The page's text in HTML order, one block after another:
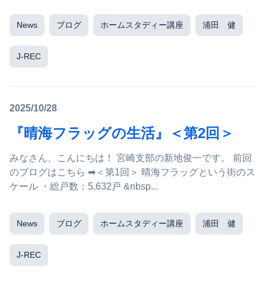
News ブログ ホームスタディー講座 浦田 健
J-REC
2025/10/28
『晴海フラッグの生活』＜第2回＞
みなさん、こんにちは！ 宮崎支部の新地俊一です。 前回
のブログはこちら ➡＜第1回＞ 晴海フラッグという街のス
ケール ・総戸数：5,632戸 &nbsp...
News ブログ ホームスタディー講座 浦田 健
J-REC